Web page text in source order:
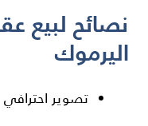
نصائح لبيع
اليرموك
تصوير احترافي